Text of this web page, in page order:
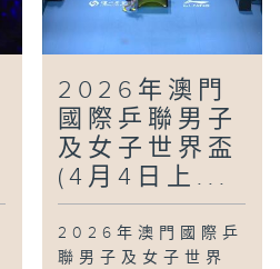
2026年澳門
國際乒聯男子
及女子世界盃
(4月4日上...
2026年澳門國際乒
聯男子及女子世界